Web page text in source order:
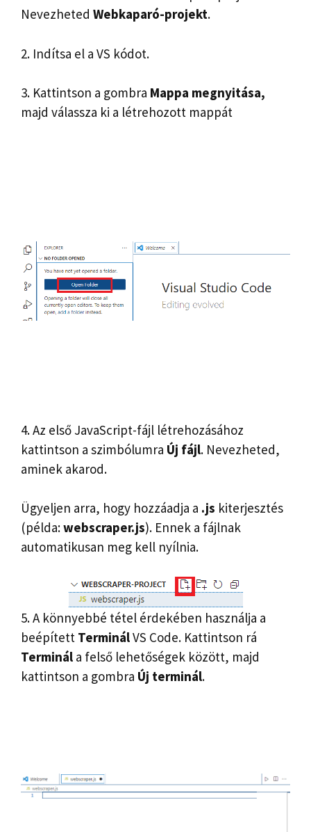
Nevezheted Webkaparó-projekt.
2. Indítsa el a VS kódot.
3. Kattintson a gombra Mappa megnyitása,
majd válassza ki a létrehozott mappát
4. Az első JavaScript-fájl létrehozásához
kattintson a szimbólumra Új fájl. Nevezheted,
aminek akarod.
Ügyeljen arra, hogy hozzáadja a .js kiterjesztés
(példa:webscraper.js). Ennek a fájlnak
automatikusan meg kell nyílnia.
5. A könnyebbé tétel érdekében használja a
beépített TerminálVS Code. Kattintson rá
Terminál a felső lehetőségek között, majd
kattintson a gombra Új terminál.